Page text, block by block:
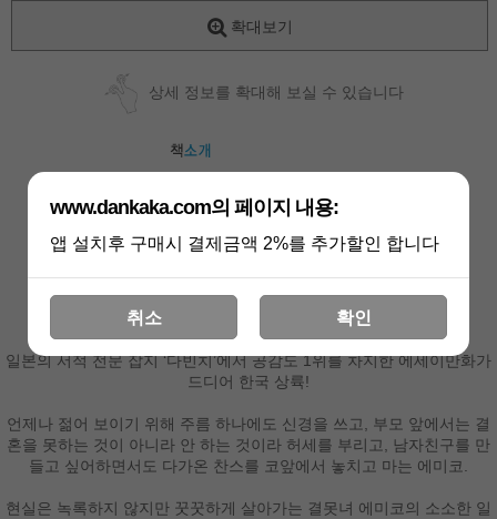
확대보기
상세 정보를 확대해 보실 수 있습니다
일본 미디어팩토리에서 주최하는 코믹 에세이 프티 대상 수상작!
혼자서도 할 수 있어1
모리시타 에미코 지음
30대, 독신, 남친 없음
일본의 서적 전문 잡지 ‘다빈치’에서 공감도 1위를 차지한 에세이만화가
드디어 한국 상륙!
언제나 젊어 보이기 위해 주름 하나에도 신경을 쓰고, 부모 앞에서는 결
혼을 못하는 것이 아니라 안 하는 것이라 허세를 부리고, 남자친구를 만
들고 싶어하면서도 다가온 찬스를 코앞에서 놓치고 마는 에미코.
현실은 녹록하지 않지만 꿋꿋하게 살아가는 결못녀 에미코의 소소한 일
www.dankaka.com의 페이지 내용:
앱 설치후 구매시 결제금액 2%를 추가할인 합니다
취소 확인